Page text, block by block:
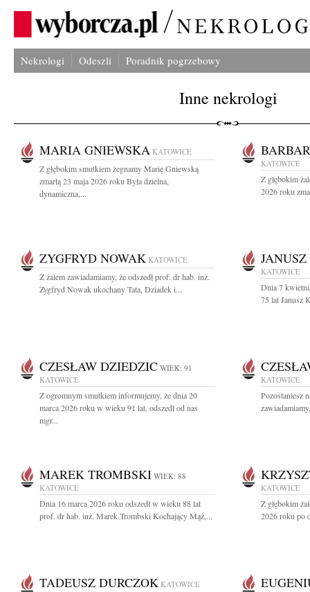
Nekrologi Odeszli Poradnik pogrzebowy
Inne nekrologi
MARIA GNIEWSKA KATOWICE
Z głębokim smutkiem żegnamy Marię Gniewską
zmarłą 23 maja 2026 roku Była dzielna,
dynamiczna,...
KATOWICE
Z głębokim
2026 roku
ZYGFRYD NOWAK KATOWICE
Z żalem zawiadamiamy, że odszedł prof. dr hab. inż.
Zygfryd Nowak ukochany Tata, Dziadek i...
KATOWICE
Dnia 7
75 lat Janusz
CZESŁAW DZIEDZIC WIEK: 91
KATOWICE
Z ogromnym smutkiem informujemy, że dnia 20
marca 2026 roku w wieku 91 lat, odszedł od nas
mgr...
KATOWICE
Pozostaniesz
MAREK TROMBSKI WIEK: 88
KATOWICE
Dnia 16 marca 2026 roku odszedł w wieku 88 lat
prof. dr hab. inż. Marek Trombski Kochający Mąż,...
KATOWICE
Z głębokim
2026 roku po
TADEUSZ DURCZOK KATOWICE